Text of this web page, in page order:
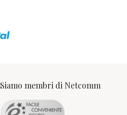
Siamo membri di Netcomm